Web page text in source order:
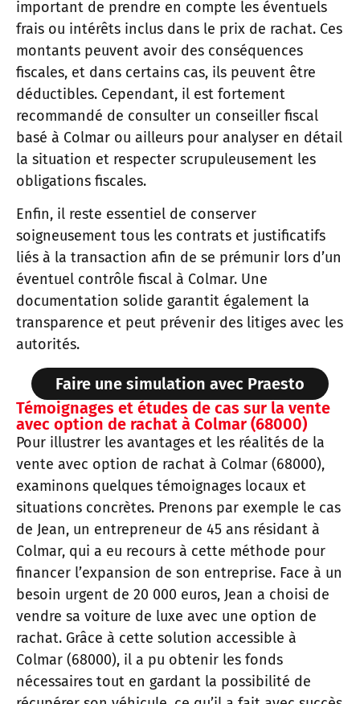
important de prendre en compte les éventuels
frais ou intérêts inclus dans le prix de rachat. Ces
montants peuvent avoir des conséquences
fiscales, et dans certains cas, ils peuvent être
déductibles. Cependant, il est fortement
recommandé de consulter un conseiller fiscal
basé à Colmar ou ailleurs pour analyser en détail
la situation et respecter scrupuleusement les
obligations fiscales.
Enfin, il reste essentiel de conserver
soigneusement tous les contrats et justificatifs
liés à la transaction afin de se prémunir lors d’un
éventuel contrôle fiscal à Colmar. Une
documentation solide garantit également la
transparence et peut prévenir des litiges avec les
autorités.
Faire une simulation avec Praesto
Témoignages et études de cas sur la vente
avec option de rachat à Colmar (68000)
Pour illustrer les avantages et les réalités de la
vente avec option de rachat à Colmar (68000),
examinons quelques témoignages locaux et
situations concrètes. Prenons par exemple le cas
de Jean, un entrepreneur de 45 ans résidant à
Colmar, qui a eu recours à cette méthode pour
financer l’expansion de son entreprise. Face à un
besoin urgent de 20 000 euros, Jean a choisi de
vendre sa voiture de luxe avec une option de
rachat. Grâce à cette solution accessible à
Colmar (68000), il a pu obtenir les fonds
nécessaires tout en gardant la possibilité de